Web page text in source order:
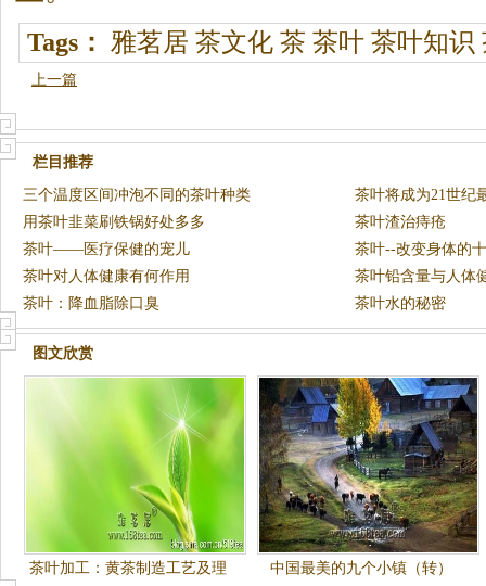
Tags： 雅茗居 茶文化 茶 茶叶 茶叶知识
上一篇
栏目推荐
三个温度区间冲泡不同的茶叶种类
茶叶将成为21世纪
用茶叶韭菜刷铁锅好处多多
茶叶渣治痔疮
茶叶——医疗保健的宠儿
茶叶--改变身体的
茶叶对人体健康有何作用
茶叶铅含量与人体
茶叶：降血脂除口臭
茶叶水的秘密
图文欣赏
茶叶加工：黄茶制造工艺及理
中国最美的九个小镇（转）